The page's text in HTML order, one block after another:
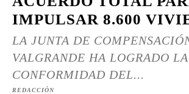
IMPULSAR 8.600
LA JUNTA DE
VALGRANDE HA LOGRADO LA
CONFORMIDAD DEL...
REDACCIÓN